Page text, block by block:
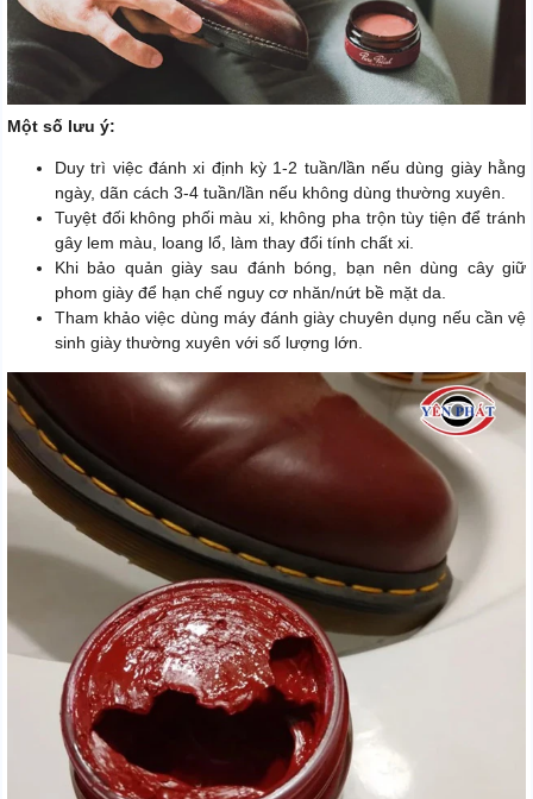
Một số lưu ý:
Duy trì việc đánh xi định kỳ 1-2 tuần/lần nếu dùng giày hằng
ngày, dãn cách 3-4 tuần/lần nếu không dùng thường xuyên.
Tuyệt đối không phối màu xi, không pha trộn tùy tiện để tránh
gây lem màu, loang lổ, làm thay đổi tính chất xi.
Khi bảo quản giày sau đánh bóng, bạn nên dùng cây giữ
phom giày để hạn chế nguy cơ nhăn/nứt bề mặt da.
Tham khảo việc dùng máy đánh giày chuyên dụng nếu cần vệ
sinh giày thường xuyên với số lượng lớn.